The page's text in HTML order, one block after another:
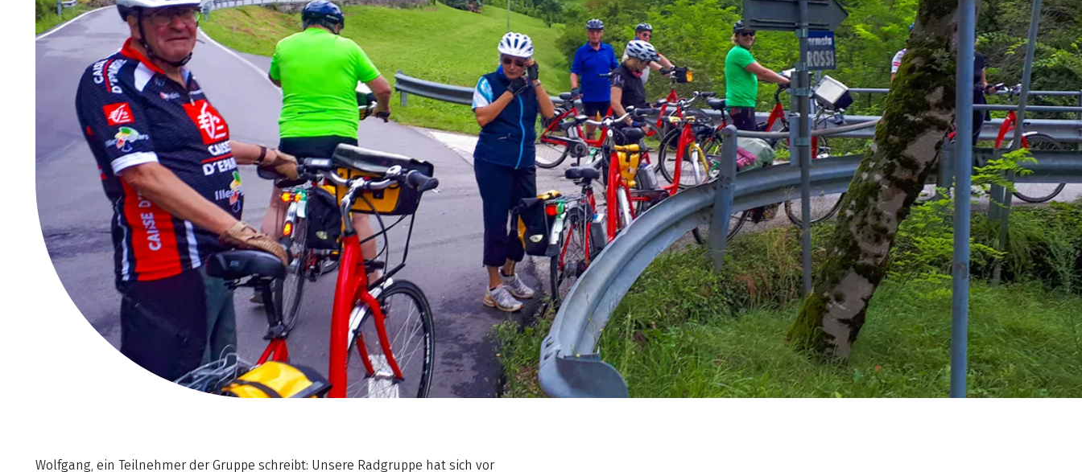
Wolfgang, ein Teilnehmer der Gruppe schreibt: Unsere Radgruppe hat sich vor